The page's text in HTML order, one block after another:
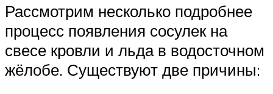
Рассмотрим несколько подробнее
процесс появления сосулек на
свесе кровли и льда в водосточном
жёлобе. Существуют две причины: